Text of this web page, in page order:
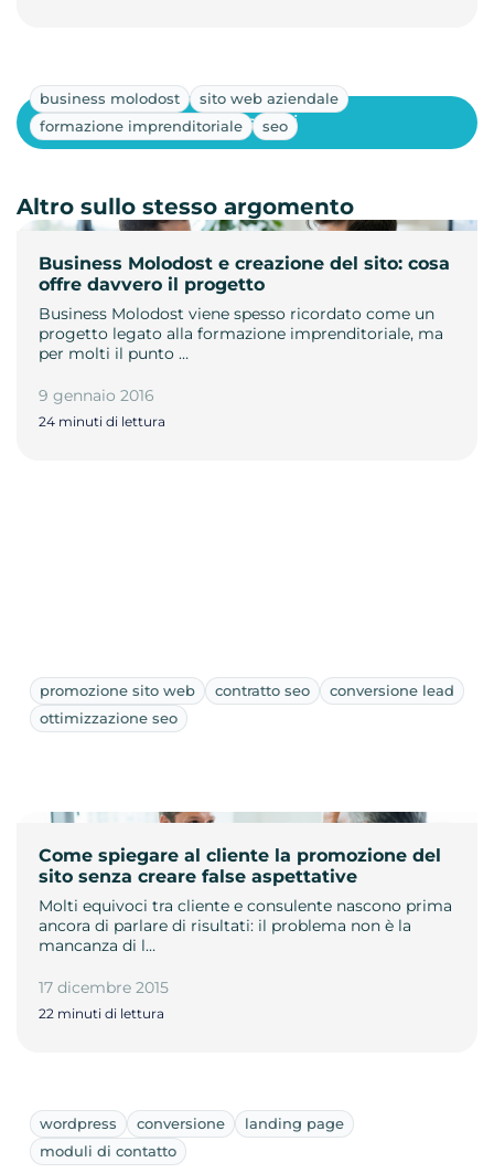
business molodost
sito web aziendale
formazione imprenditoriale
seo
Business Molodost e creazione del sito: cosa
offre davvero il progetto
Business Molodost viene spesso ricordato come un
progetto legato alla formazione imprenditoriale, ma
per molti il punto …
9 gennaio 2016
24 minuti di lettura
Mostra altri
Altro sullo stesso argomento
promozione sito web contratto seo
conversione lead
ottimizzazione seo
Come spiegare al cliente la promozione del
sito senza creare false aspettative
Molti equivoci tra cliente e consulente nascono prima
ancora di parlare di risultati: il problema non è la
mancanza di l…
17 dicembre 2015
22 minuti di lettura
wordpress conversione
landing page
moduli di contatto